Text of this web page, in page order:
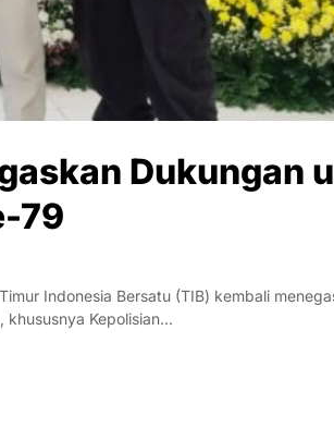
Dukungan
79
Indonesia Bersatu (TIB) kembali
khususnya Kepolisian…